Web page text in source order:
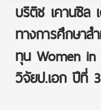
บริติช เคานซิล
ทางการศึกษาส
ทุน Women in
วิจัยป.เอก ปีที่ 3